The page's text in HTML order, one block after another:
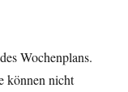
Wochenplans.
können nicht